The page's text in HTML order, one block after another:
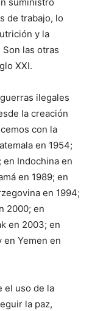
suministro
de trabajo, lo
y la
las otras
XXI.
ilegales
la creación
con la
en 1954;
en Indochina en
en 1989; en
en 1994;
2000; en
en 2003; en
en Yemen en
el uso de la
la paz,